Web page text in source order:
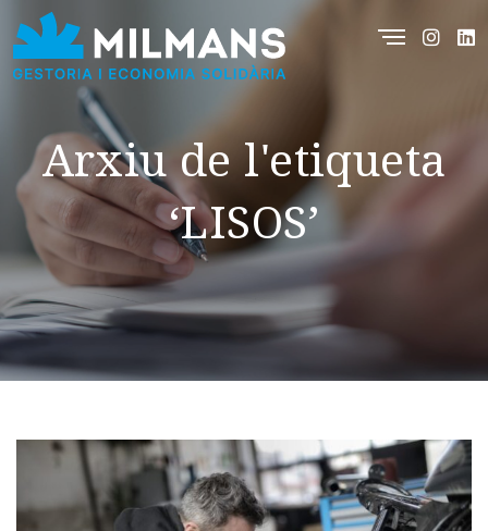
Arxiu de l'etiqueta
‘LISOS’